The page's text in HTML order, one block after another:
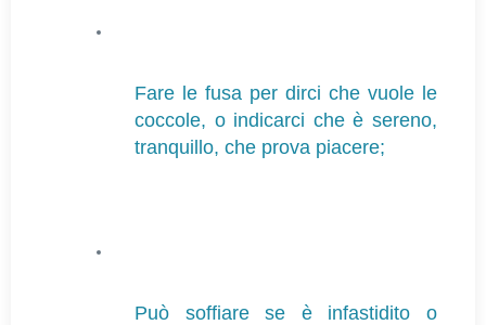
Fare le fusa per dirci che vuole le
coccole, o indicarci che è sereno,
tranquillo, che prova piacere;
Può soffiare se è infastidito o